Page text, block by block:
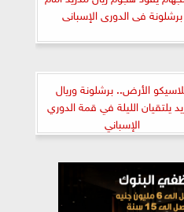
برشلونة فى الدورى الإسبانى
الأرض.. برشلونة وريال
يلتقيان الليلة في قمة الدوري
الإسباني